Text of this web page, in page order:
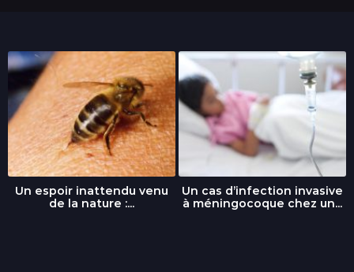
Un espoir inattendu venu
de la nature :...
Un cas d’infection invasive
à méningocoque chez un...